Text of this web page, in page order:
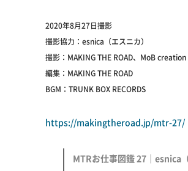
2020年8月27日撮影
撮影協力：esnica（エスニカ）
撮影：MAKING THE ROAD、MoB creation
編集：MAKING THE ROAD
BGM：TRUNK BOX RECORDS
https://makingtheroad.jp/mtr-27/
MTRお仕事図鑑 27｜esnica